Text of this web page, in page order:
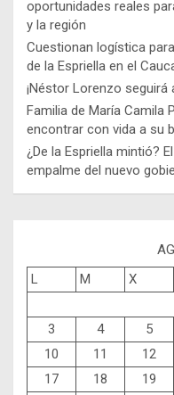
oportunidades reales
y la región
Cuestionan logística
de la Espriella en el
¡Néstor Lorenzo
Familia de María Camila
encontrar con vida a su
¿De la Espriella mintió?
empalme del nuevo
L
M X
3
4 5
10
11 12
17
18 19